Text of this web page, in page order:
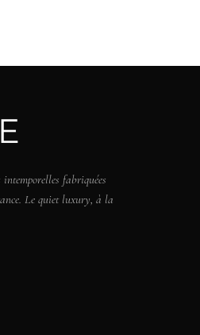
fabriquées
Le quiet luxury, à la